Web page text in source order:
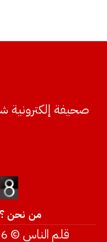
صحيفة إلكترونية
من نحن ؟